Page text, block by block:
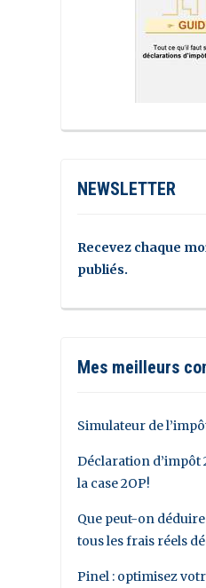
NEWSLETTER
Recevez chaque
publiés.
Mes meilleurs
Simulateur de
Déclaration d’impôt
la case 2OP!
Que peut-on
tous les frais réels
Pinel : optimisez